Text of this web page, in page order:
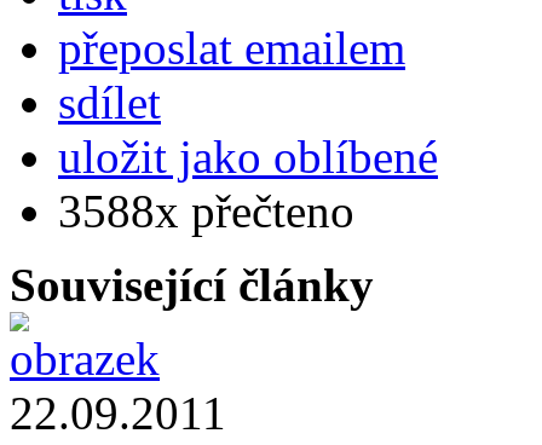
přeposlat emailem
sdílet
uložit jako oblíbené
3588x přečteno
Související články
22.09.2011